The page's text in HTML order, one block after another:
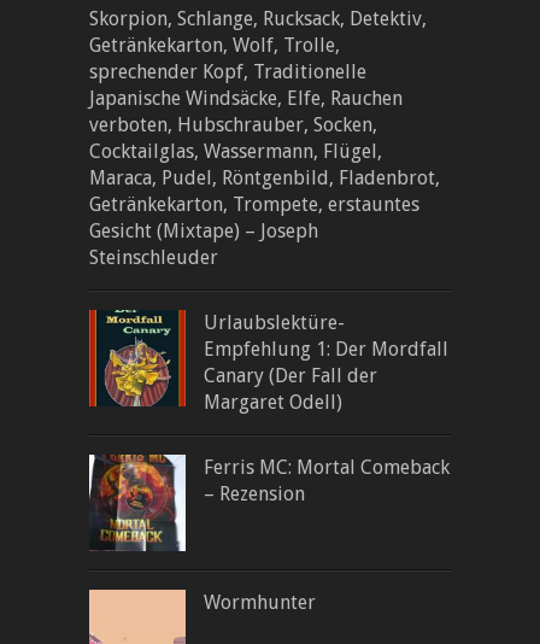
Skorpion, Schlange, Rucksack, Detektiv,
Getränkekarton, Wolf, Trolle,
sprechender Kopf, Traditionelle
Japanische Windsäcke, Elfe, Rauchen
verboten, Hubschrauber, Socken,
Cocktailglas, Wassermann, Flügel,
Maraca, Pudel, Röntgenbild, Fladenbrot,
Getränkekarton, Trompete, erstauntes
Gesicht (Mixtape) – Joseph
Steinschleuder
Urlaubslektüre-
Empfehlung 1: Der Mordfall
Canary (Der Fall der
Margaret Odell)
Ferris MC: Mortal Comeback
– Rezension
Wormhunter